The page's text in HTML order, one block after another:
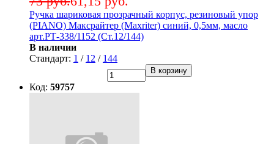
Ручка шариковая прозрачный корпус, резиновый упор
(PIANO) Максрайтер (Maxriter) синий, 0,5мм, масло
арт.РТ-338/1152 (Ст.12/144)
В наличии
Стандарт: 1 / 12 / 144
В корзину
Код: 59757